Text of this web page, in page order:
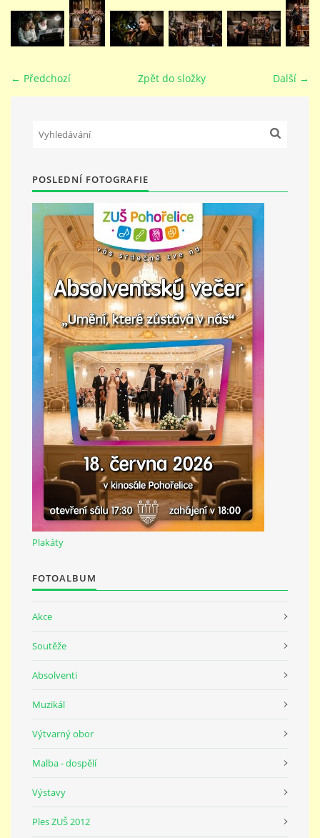
VIDEA - FILMOVÁ TVORBA
PEDAGOGICKÝ SBOR
DOKUMENTY / KE STAŽENÍ
KURZY
KONTAKTY
PŘÍMĚSTSKÝ TÁBOR
MISS VÝTVARNÝ MODEL
ZAMĚSTNÁNÍ
DOTACE
GDPR
ZUŠ Pohořelice
Školní 462
Pohořelice
691 23
← Předchozí Další →
Zpět do složky
POSLEDNÍ FOTOGRAFIE
Plakáty
FOTOALBUM
Akce
Soutěže
Absolventi
Muzikál
Výtvarný obor
Malba - dospělí
Výstavy
Ples ZUŠ 2012